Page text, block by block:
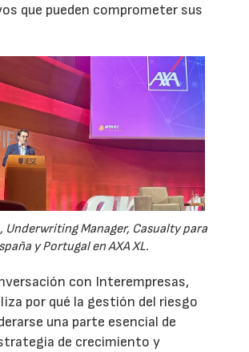
que pueden comprometer sus
Underwriting Manager, Casualty para
y Portugal en AXA XL.
con Interempresas,
por qué la gestión del riesgo
una parte esencial de
de crecimiento y